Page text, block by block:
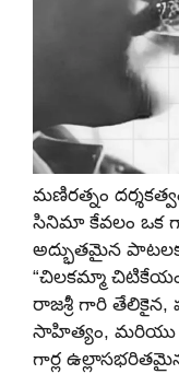
మణిరత్నం
సినిమా కేవలం ఒక
అద్భుతమైన
“చిలకమ్మా
రాజశ్రీ గారి తేలికైన,
సాహిత్యం, మరియు
గార్ల